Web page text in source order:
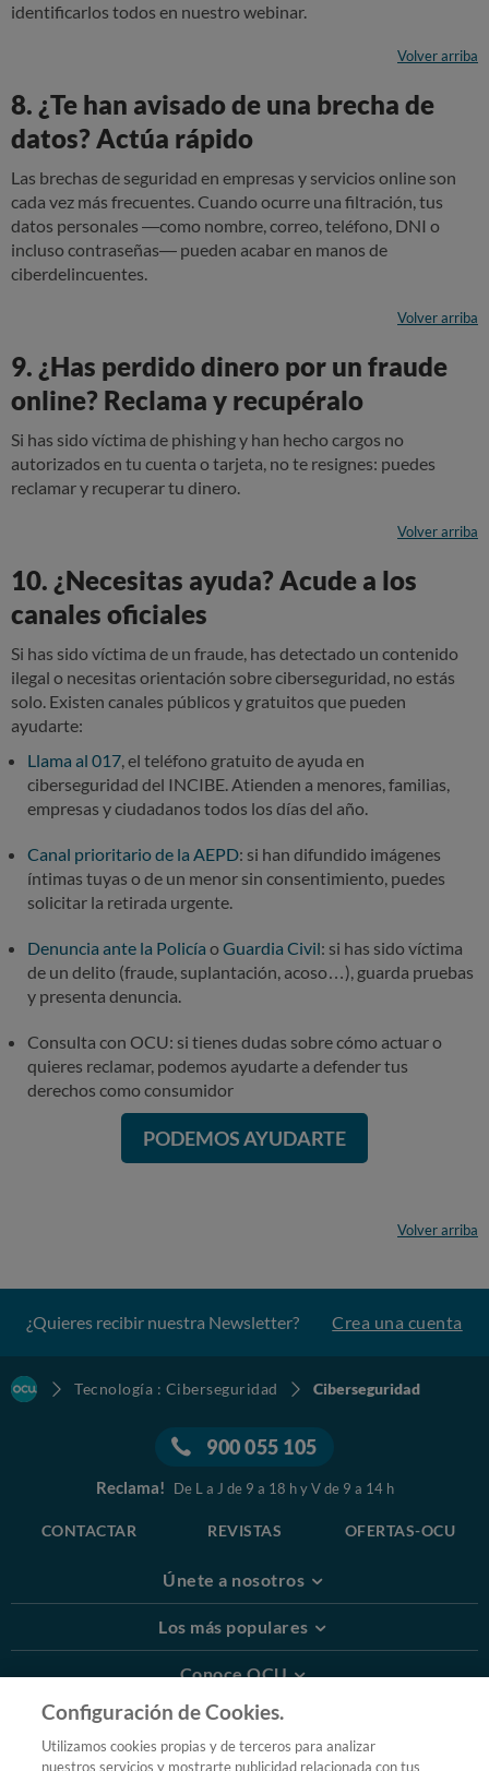
identificarlos todos en nuestro webinar.
Volver arriba
8. ¿Te han avisado de una brecha de
datos? Actúa rápido
Las brechas de seguridad en empresas y servicios online son
cada vez más frecuentes. Cuando ocurre una filtración, tus
datos personales —como nombre, correo, teléfono, DNI o
incluso contraseñas— pueden acabar en manos de
ciberdelincuentes.
Volver arriba
9. ¿Has perdido dinero por un fraude
online? Reclama y recupéralo
Si has sido víctima de phishing y han hecho cargos no
autorizados en tu cuenta o tarjeta, no te resignes: puedes
reclamar y recuperar tu dinero.
Volver arriba
10. ¿Necesitas ayuda? Acude a los
canales oficiales
Si has sido víctima de un fraude, has detectado un contenido
ilegal o necesitas orientación sobre ciberseguridad, no estás
solo. Existen canales públicos y gratuitos que pueden
ayudarte:
Llama al 017, el teléfono gratuito de ayuda en
ciberseguridad del INCIBE. Atienden a menores, familias,
empresas y ciudadanos todos los días del año.
Canal prioritario de la AEPD: si han difundido imágenes
íntimas tuyas o de un menor sin consentimiento, puedes
solicitar la retirada urgente.
Denuncia ante la Policía o Guardia Civil: si has sido víctima
de un delito (fraude, suplantación, acoso…), guarda pruebas
y presenta denuncia.
Consulta con OCU: si tienes dudas sobre cómo actuar o
quieres reclamar, podemos ayudarte a defender tus
derechos como consumidor
PODEMOS AYUDARTE
Volver arriba
¿Quieres recibir nuestra Newsletter? Crea una cuenta
Tecnología : Ciberseguridad Ciberseguridad
900 055 105
Reclama! De L a J de 9 a 18 h y V de 9 a 14 h
CONTACTAR REVISTAS OFERTAS-OCU
Únete a nosotros
Los más populares
Conoce OCU
Más Información
Configuración de Cookies.
Utilizamos cookies propias y de terceros para analizar
nuestros servicios y mostrarte publicidad relacionada con tus